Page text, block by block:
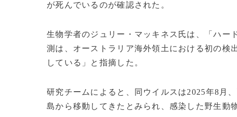
が死んでいるのが確認された。
生物学者のジュリー・マッキネス氏は、「ハー
測は、オーストラリア海外領土における初の検
している」と指摘した。
研究チームによると、同ウイルスは2025年8月
島から移動してきたとみられ、感染した野生動